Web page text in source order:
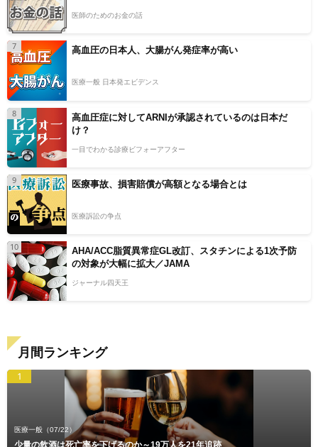
医師のためのお金の話
7 高血圧の日本人、大腸がん発症率が高い
医療一般 日本発エビデンス
8
高血圧症に対してARNIが承認されているのは日本だ
け？
一目でわかる診療ビフォーアフター
9 医療事故、損害賠償が高額となる場合とは
医療訴訟の争点
10
AHA/ACC脂質異常症GL改訂、スタチンによる1次予防
の対象が大幅に拡大／JAMA
ジャーナル四天王
月間ランキング
1
医療一般 （07/22）
少量の飲酒は死亡率を下げるのか～19万人を21年追跡